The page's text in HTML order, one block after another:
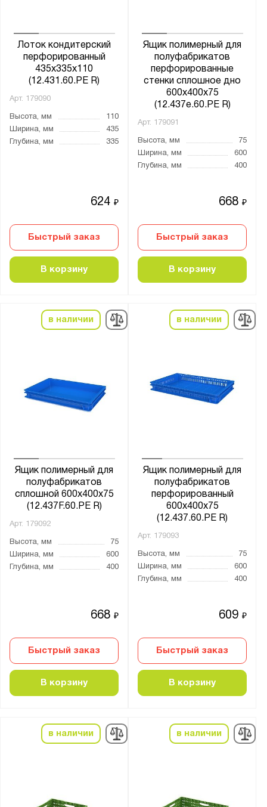
Лоток кондитерский
перфорированный
435х335х110
(12.431.60.РЕ R)
Арт. 179090
Высота, мм
110
Ширина, мм
435
Глубина, мм
335
624₽
Быстрый заказ
В корзину
Ящик полимерный для
полуфабрикатов
перфорированные
стенки сплошное дно
600х400х75
(12.437e.60.PE R)
Арт. 179091
Высота, мм
75
Ширина, мм
600
Глубина, мм
400
668₽
Быстрый заказ
В корзину
в наличии
Ящик полимерный для
полуфабрикатов
сплошной 600х400х75
(12.437F.60.PE R)
Арт. 179092
Высота, мм
75
Ширина, мм
600
Глубина, мм
400
668₽
Быстрый заказ
В корзину
в наличии
Ящик полимерный для
полуфабрикатов
перфорированный
600х400х75
(12.437.60.PE R)
Арт. 179093
Высота, мм
75
Ширина, мм
600
Глубина, мм
400
609₽
Быстрый заказ
В корзину
в наличии в наличии